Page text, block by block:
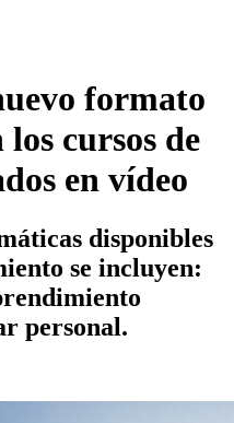
formato
cursos de
en vídeo
disponibles
se incluyen:
personal.